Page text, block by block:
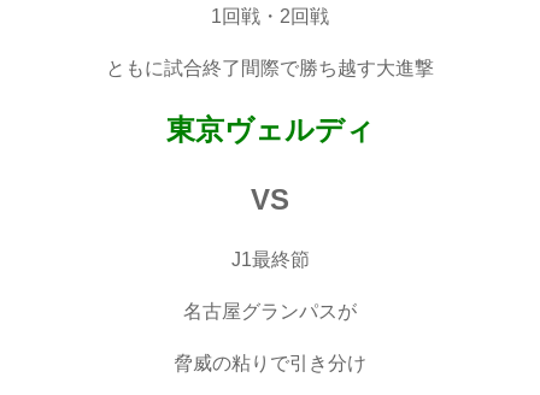
1回戦・2回戦
ともに試合終了間際で勝ち越す大進撃
東京ヴェルディ
VS
J1最終節
名古屋グランパスが
脅威の粘りで引き分け